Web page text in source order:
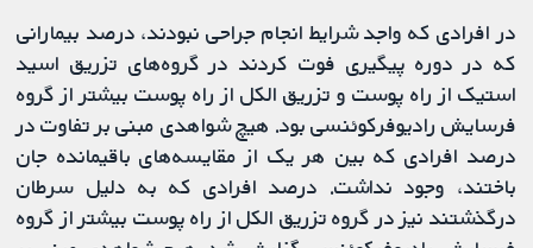
در افرادی که واجد شرایط انجام جراحی نبودند، درصد بیمارانی
که در دوره پیگیری فوت کردند در گروه‌های تزریق اسید
استیک از راه پوست و تزریق الکل از راه پوست بیشتر از گروه
فرسایش رادیوفرکوئنسی بود. هیچ شواهدی مبنی بر تفاوت در
درصد افرادی که بین هر یک از مقایسه‌های باقیمانده جان
باختند، وجود نداشت. درصد افرادی که به دلیل سرطان
درگذشتند نیز در گروه تزریق الکل از راه پوست بیشتر از گروه